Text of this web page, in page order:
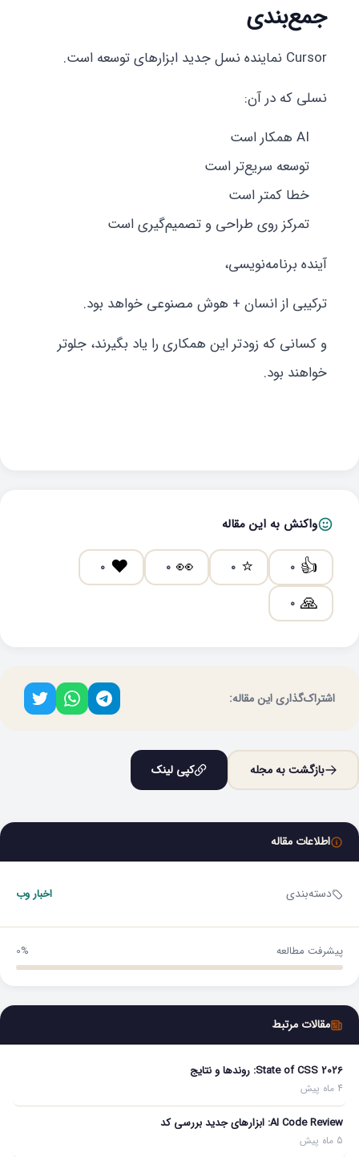
اطلاعات مقاله
دسته‌بندی اخبار وب
پیشرفت مطالعه 0%
مقالات مرتبط
State of CSS 2026: روندها و نتایج
4 ماه پیش
AI Code Review: ابزارهای جدید بررسی کد
5 ماه پیش
جمع‌بندی
Cursor نماینده نسل جدید ابزارهای توسعه است.
نسلی که در آن:
AI همکار است
توسعه سریع‌تر است
خطا کمتر است
تمرکز روی طراحی و تصمیم‌گیری است
آینده برنامه‌نویسی،
ترکیبی از انسان + هوش مصنوعی خواهد بود.
و کسانی که زودتر این همکاری را یاد بگیرند، جلوتر
خواهند بود.
واکنش به این مقاله
👍
0
⭐
0
👀
0
❤️
0
🙏
0
اشتراک‌گذاری این مقاله:
بازگشت به مجله کپی لینک